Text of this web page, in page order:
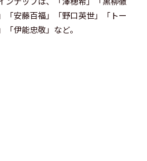
「安藤百福」「野口英世」「トー
伊能忠敬」など。